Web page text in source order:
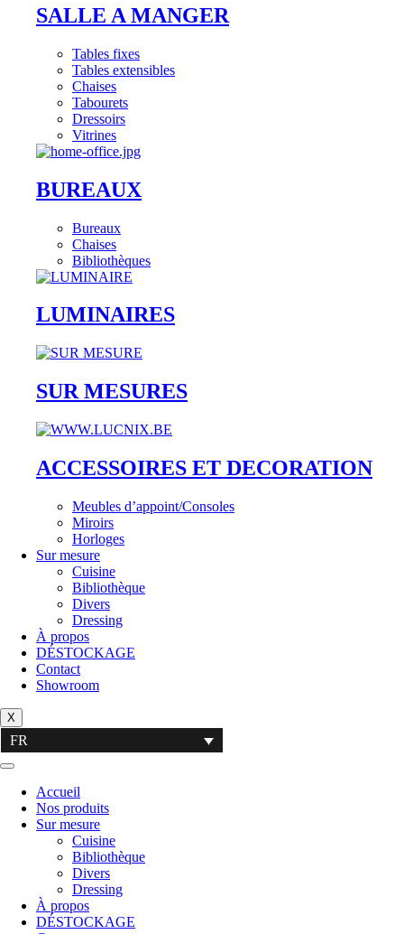
SALLE A MANGER
Tables fixes
Tables extensibles
Chaises
Tabourets
Dressoirs
Vitrines
BUREAUX
Bureaux
Chaises
Bibliothèques
LUMINAIRES
SUR MESURES
ACCESSOIRES ET DECORATION
Meubles d’appoint/Consoles
Miroirs
Horloges
Sur mesure
Cuisine
Bibliothèque
Divers
Dressing
À propos
DÉSTOCKAGE
Contact
Showroom
X
FR
Accueil
Nos produits
Sur mesure
Cuisine
Bibliothèque
Divers
Dressing
À propos
DÉSTOCKAGE